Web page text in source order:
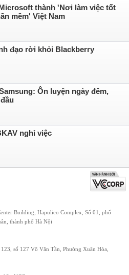
thành 'Nơi làm việc tốt
mềm' Việt Nam
đạo rời khỏi Blackberry
Ôn luyện ngày đêm,
nghỉ việc
Building, Hapulico Complex, Số 01, phố
thành phố Hà Nội
số 127 Võ Văn Tần, Phường Xuân Hòa,